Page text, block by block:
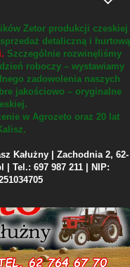
Zetor produkcji czeskiej
detaliczną i hurtową
Szczególnie rozwinęliśmy
roboczy – wystawiamy
zadowolenia naszych
jakościowo – oryginalne
w Agrozeto oraz 20 lat
Kałużny | Zachodnia 2, 62-
Tel.: 697 987 211 | NIP: